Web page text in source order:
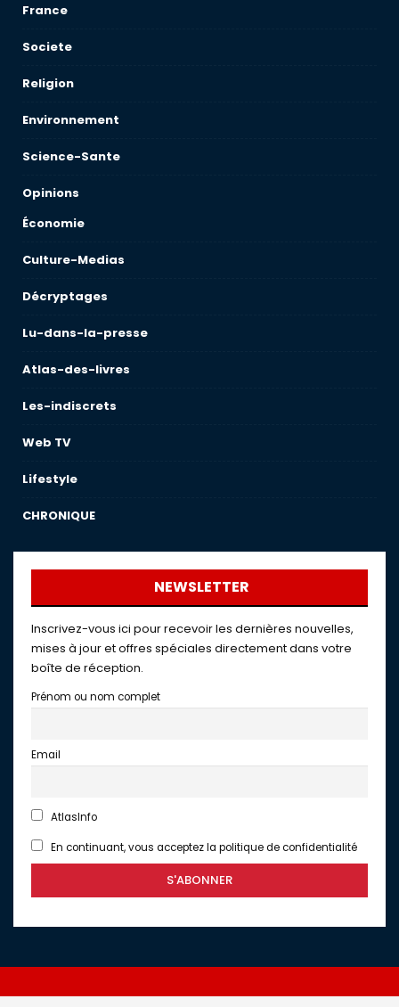
France
Societe
Religion
Environnement
Science-Sante
Opinions
Économie
Culture-Medias
Décryptages
Lu-dans-la-presse
Atlas-des-livres
Les-indiscrets
Web TV
Lifestyle
CHRONIQUE
NEWSLETTER
Inscrivez-vous ici pour recevoir les dernières nouvelles,
mises à jour et offres spéciales directement dans votre
boîte de réception.
Prénom ou nom complet
Email
AtlasInfo
En continuant, vous acceptez la politique de confidentialité